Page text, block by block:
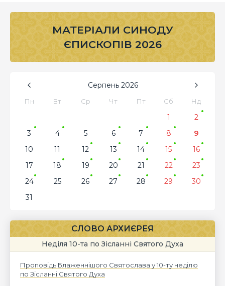
МАТЕРІАЛИ СИНОДУ
ЄПИСКОПІВ 2026
Серпень 2026
Пн Вт Ср Чт Пт Сб Нд
1
2
3
4 5 6 7 8
9
10
11 12 13 14 15
16
17
18 19 20 21 22
23
24
25 26 27 28 29
30
31
СЛОВО АРХИЄРЕЯ
Неділя 10-та по Зісланні Святого Духа
Проповідь Блаженнішого Святослава у 10-ту неділю
по Зісланні Святого Духа